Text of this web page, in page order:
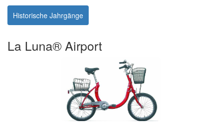
Historische Jahrgänge
La Luna® Airport